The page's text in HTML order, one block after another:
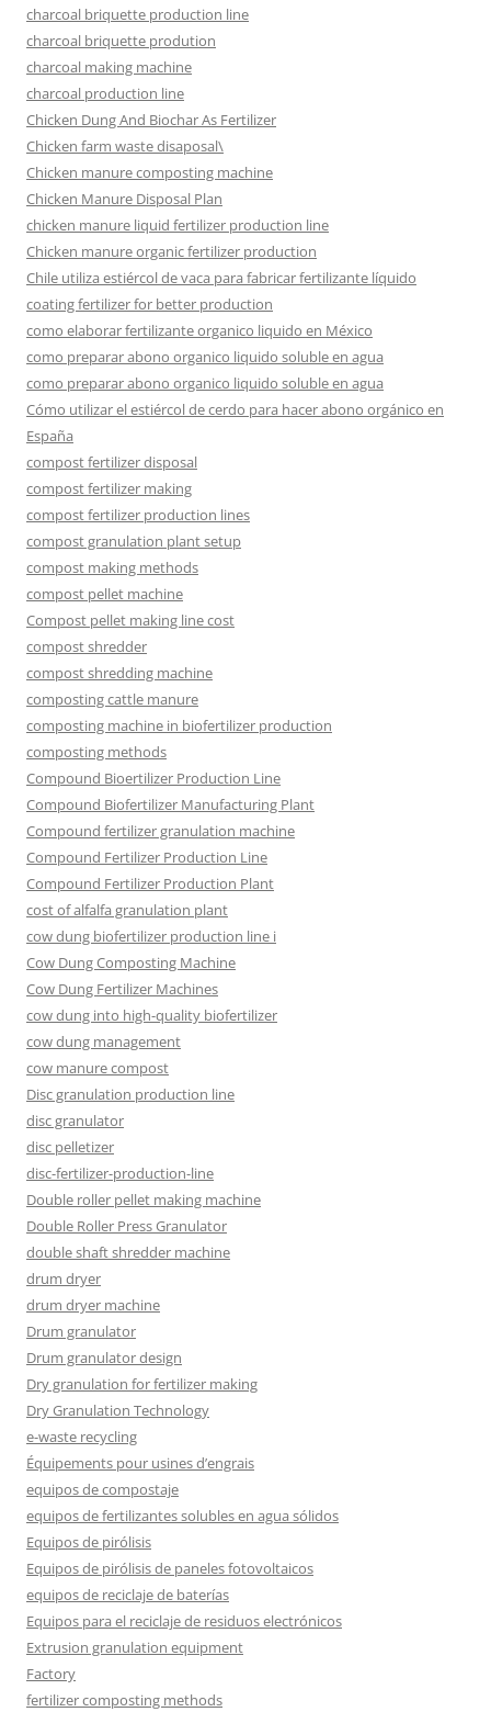
charcoal briquette production line
charcoal briquette prodution
charcoal making machine
charcoal production line
Chicken Dung And Biochar As Fertilizer
Chicken farm waste disaposal\
Chicken manure composting machine
Chicken Manure Disposal Plan
chicken manure liquid fertilizer production line
Chicken manure organic fertilizer production
Chile utiliza estiércol de vaca para fabricar fertilizante líquido
coating fertilizer for better production
como elaborar fertilizante organico liquido en México
como preparar abono organico liquido soluble en agua
como preparar abono organico liquido soluble en agua
Cómo utilizar el estiércol de cerdo para hacer abono orgánico en
España
compost fertilizer disposal
compost fertilizer making
compost fertilizer production lines
compost granulation plant setup
compost making methods
compost pellet machine
Compost pellet making line cost
compost shredder
compost shredding machine
composting cattle manure
composting machine in biofertilizer production
composting methods
Compound Bioertilizer Production Line
Compound Biofertilizer Manufacturing Plant
Compound fertilizer granulation machine
Compound Fertilizer Production Line
Compound Fertilizer Production Plant
cost of alfalfa granulation plant
cow dung biofertilizer production line i
Cow Dung Composting Machine
Cow Dung Fertilizer Machines
cow dung into high-quality biofertilizer
cow dung management
cow manure compost
Disc granulation production line
disc granulator
disc pelletizer
disc-fertilizer-production-line
Double roller pellet making machine
Double Roller Press Granulator
double shaft shredder machine
drum dryer
drum dryer machine
Drum granulator
Drum granulator design
Dry granulation for fertilizer making
Dry Granulation Technology
e-waste recycling
Équipements pour usines d’engrais
equipos de compostaje
equipos de fertilizantes solubles en agua sólidos
Equipos de pirólisis
Equipos de pirólisis de paneles fotovoltaicos
equipos de reciclaje de baterías
Equipos para el reciclaje de residuos electrónicos
Extrusion granulation equipment
Factory
fertilizer composting methods